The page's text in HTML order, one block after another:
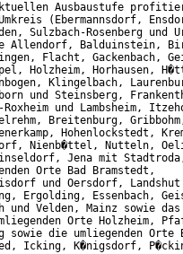
Ausbaustufe
(Ebermannsdorf,
Sulzbach-Rosenberg und
Allendorf, Balduinstein,
Flacht, Gackenbach,
Holzheim, Horhausen,
Klingelbach,
und Steinsberg,
und Lambsheim,
Breitenburg,
Hohenlockstedt,
Nienb�ttel, Nutteln,
Jena mit
Orte Bad Bramstedt,
und Oersdorf,
Ergolding, Essenbach,
und Velden, Mainz sowie das
Orte Holzheim,
sowie die umliegenden Orte
Icking, K�nigsdorf,